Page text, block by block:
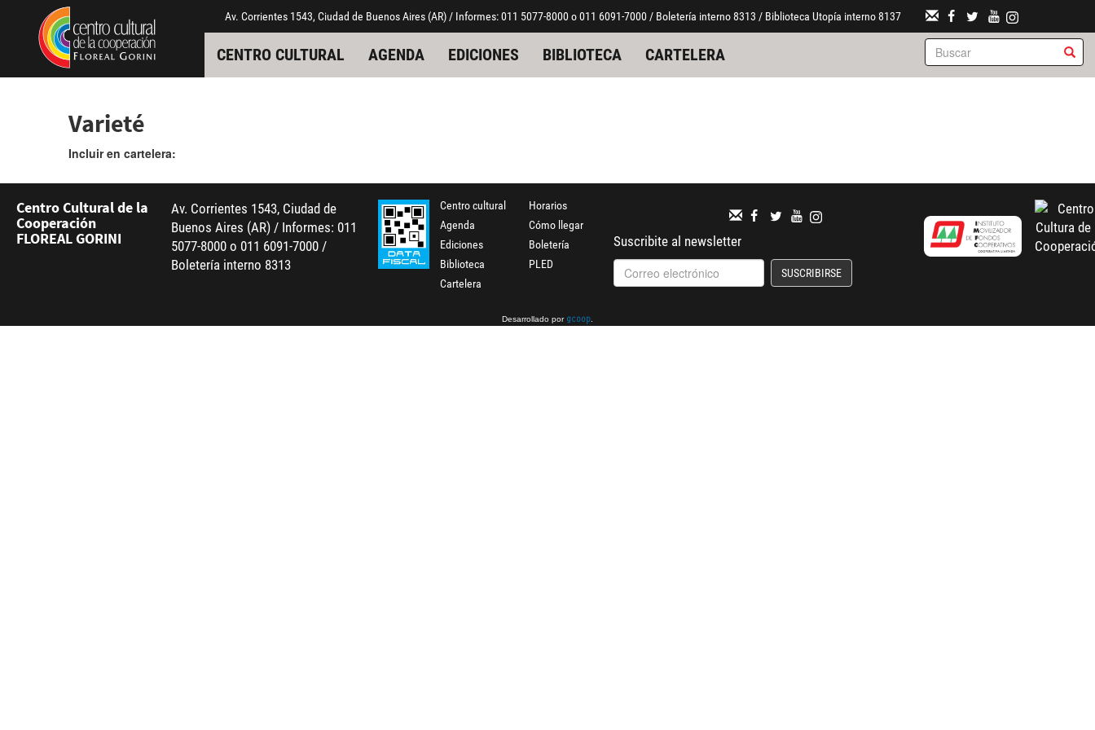
Pasar al contenido principal
Jump to main content Av. Corrientes 1543, Ciudad de Buenos Aires (AR) / Informes: 011 5077-8000 o 011 6091-7000 / Boletería interno 8313 / Biblioteca Utopía interno 8137
CENTRO CULTURAL AGENDA EDICIONES BIBLIOTECA CARTELERA
Varieté
Incluir en cartelera:
Centro Cultural de la
Cooperación
FLOREAL GORINI
Av. Corrientes 1543, Ciudad de
Buenos Aires (AR) / Informes: 011
5077-8000 o 011 6091-7000 /
Boletería interno 8313
Centro cultural
Agenda
Ediciones
Biblioteca
Cartelera
Horarios
Cómo llegar
Boletería
PLED
Suscribite al newsletter
SUSCRIBIRSE
Desarrollado por gcoop.